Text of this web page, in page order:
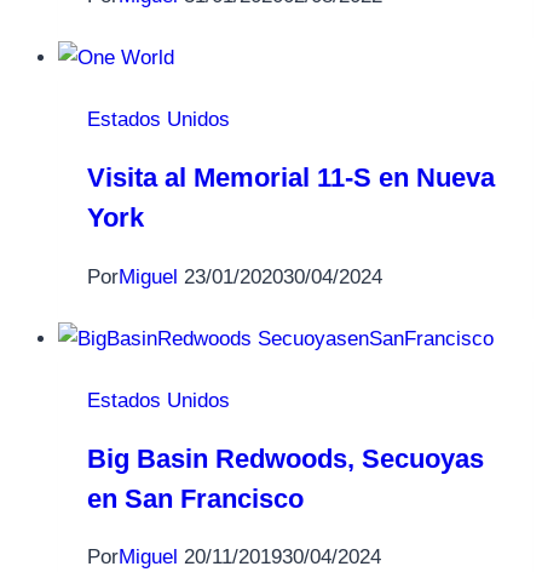
Estados Unidos
Visita al Memorial 11-S en Nueva
York
PorMiguel 23/01/202030/04/2024
Estados Unidos
Big Basin Redwoods, Secuoyas
en San Francisco
PorMiguel 20/11/201930/04/2024